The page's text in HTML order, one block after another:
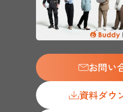
お問い
資料ダウ